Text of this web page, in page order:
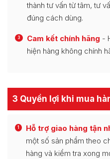
thành tư vấn từ tâm, tư
đúng cách dùng.
3 Cam kết chính hãng -
hiện hàng không chính
3 Quyền lợi khi mua
1 Hỗ trợ giao hàng tận
một số sản phẩm theo
hàng và kiểm tra xong